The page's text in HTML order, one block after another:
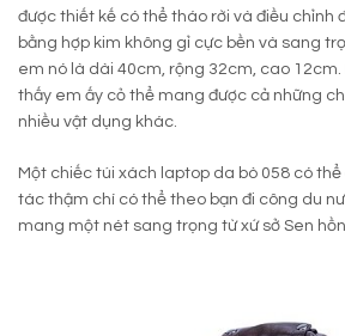
được thiết kế có thể tháo rời và điều chỉnh
bằng hợp kim không gỉ cực bền và sang
em nó là dài 40cm, rộng 32cm, cao 12cm.
thấy em ấy cỏ thể mang được cả những
nhiều vật dụng khác.
Một chiếc túi xách laptop da bò 058 có thể
tác thậm chí có thể theo bạn đi công du
mang một nét sang trọng từ xứ sở Sen